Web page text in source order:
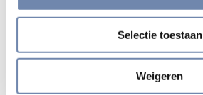
Selectie toestaan
Weigeren